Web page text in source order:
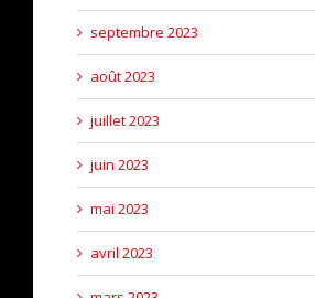
septembre 2023
août 2023
juillet 2023
juin 2023
mai 2023
avril 2023